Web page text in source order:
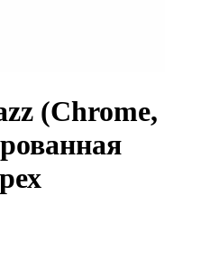
(Chrome,